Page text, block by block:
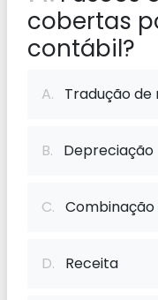
cobertas
contábil?
A. Tradução de
B. Depreciação
C. Combinação
D. Receita